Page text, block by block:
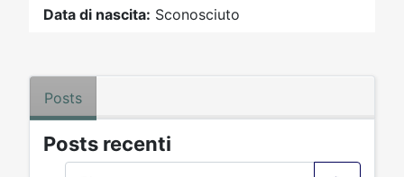
Data di nascita: Sconosciuto
Posts
Posts recenti